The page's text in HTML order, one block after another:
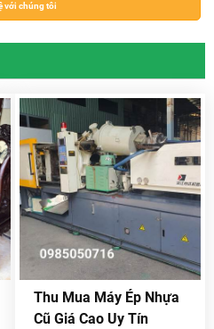
với chúng tôi
Thu Mua Máy Ép Nhựa
Cũ Giá Cao Uy Tín